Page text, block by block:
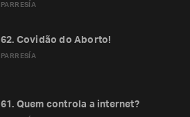
PARRESÍA
PARRESÍA
62. Covidão do Aborto!
61. Quem controla a internet?